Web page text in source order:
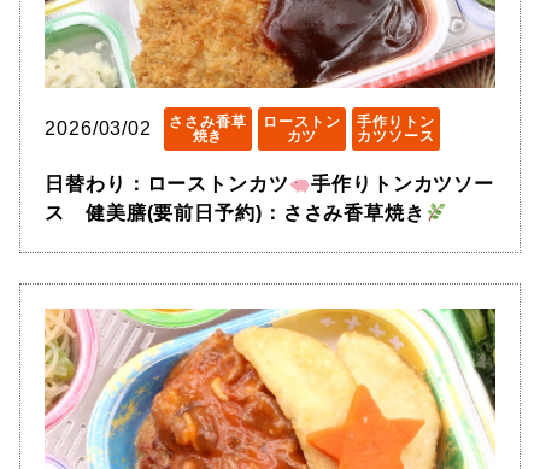
2026/03/02
ささみ香草
焼き
ローストン
カツ
手作りトン
カツソース
日替わり：ローストンカツ
手作りトンカツソー
ス 健美膳(要前日予約)：ささみ香草焼き